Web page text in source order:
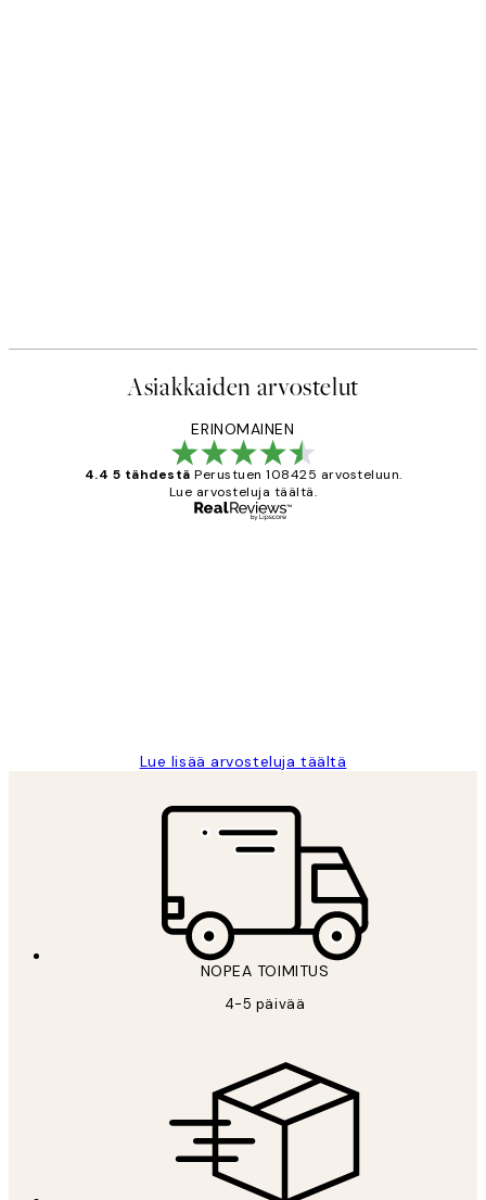
Asiakkaiden arvostelut
ERINOMAINEN
4.4 5 tähdestä Perustuen 108425 arvosteluun.
Lue arvosteluja täältä.
Lue lisää arvosteluja täältä
NOPEA TOIMITUS
4-5 päivää